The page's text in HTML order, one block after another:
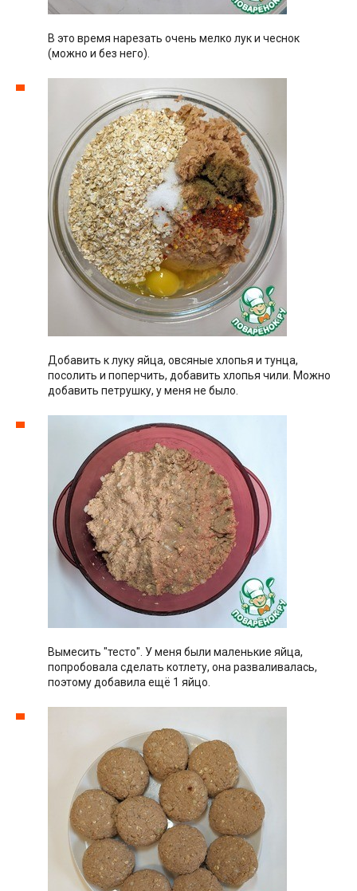
В это время нарезать очень мелко лук и чеснок
(можно и без него).
Добавить к луку яйца, овсяные хлопья и тунца,
посолить и поперчить, добавить хлопья чили. Можно
добавить петрушку, у меня не было.
Вымесить "тесто". У меня были маленькие яйца,
попробовала сделать котлету, она разваливалась,
поэтому добавила ещё 1 яйцо.